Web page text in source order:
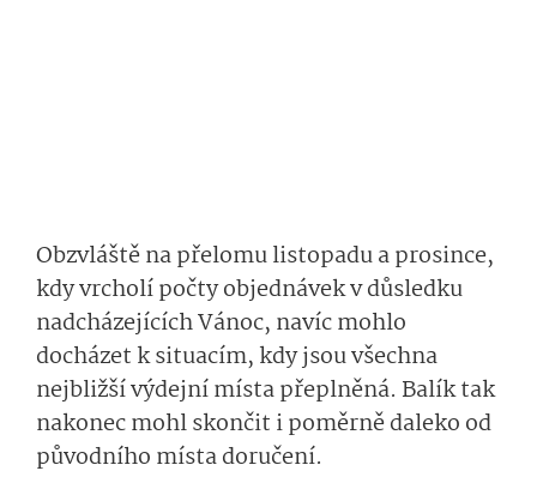
Obzvláště na přelomu listopadu a prosince,
kdy vrcholí počty objednávek v důsledku
nadcházejících Vánoc, navíc mohlo
docházet k situacím, kdy jsou všechna
nejbližší výdejní místa přeplněná. Balík tak
nakonec mohl skončit i poměrně daleko od
původního místa doručení.